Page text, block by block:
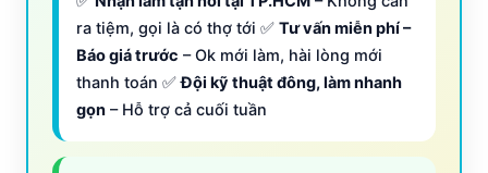
ra tiệm, gọi là có thợ tới ✅ Tư vấn miễn phí –
Báo giá trước – Ok mới làm, hài lòng mới
thanh toán ✅Đội kỹ thuật đông, làm nhanh
gọn – Hỗ trợ cả cuối tuần